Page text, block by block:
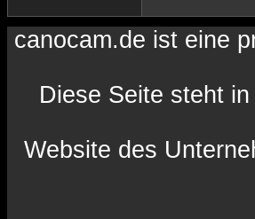
canocam.de ist eine
Diese Seite steht
Website des